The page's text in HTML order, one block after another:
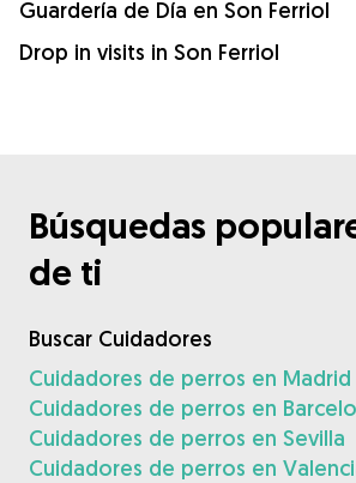
Guardería de Día en Son Ferriol
Drop in visits in Son Ferriol
Búsquedas
de ti
Buscar Cuidadores
Cuidadores de perros en Madrid
Cuidadores de perros en
Cuidadores de perros en Sevilla
Cuidadores de perros en